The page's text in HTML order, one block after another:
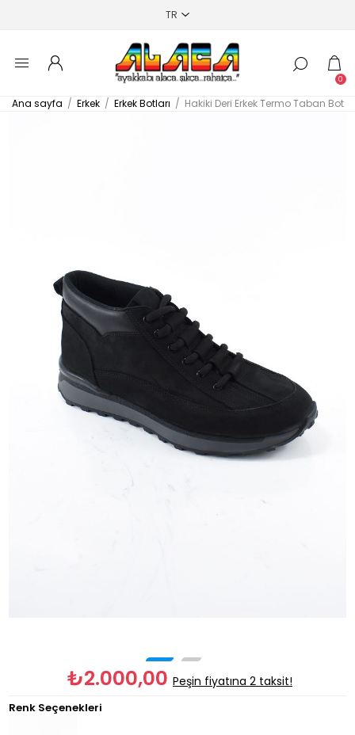
0
Ana sayfa / Erkek / Erkek Botları / Hakiki Deri Erkek Termo Taban Bot
₺2.000,00 Peşin fiyatına 2 taksit!
Renk Seçenekleri